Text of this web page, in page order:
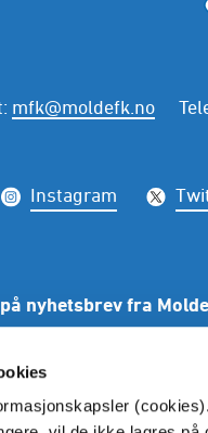
: mfk@moldefk.no
Instagram
nyhetsbrev fra Molde